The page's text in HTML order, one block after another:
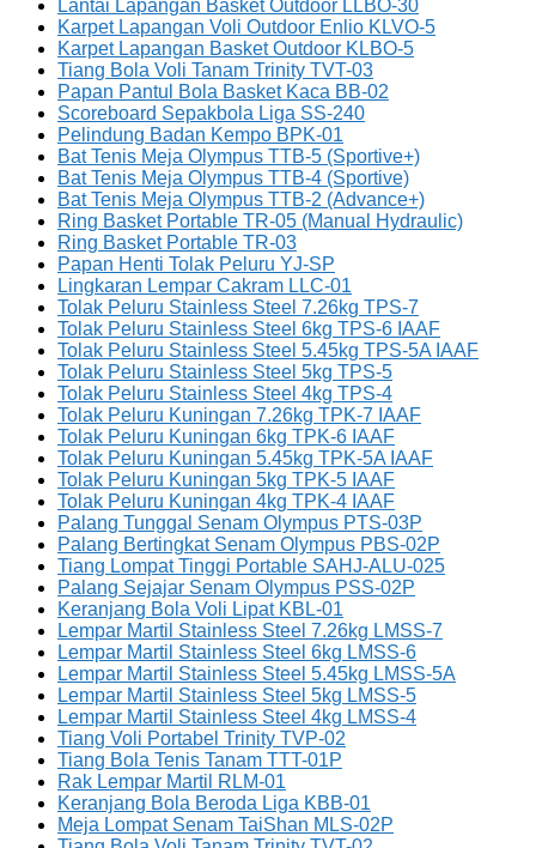
Lantai Lapangan Basket Outdoor LLBO-30
Karpet Lapangan Voli Outdoor Enlio KLVO-5
Karpet Lapangan Basket Outdoor KLBO-5
Tiang Bola Voli Tanam Trinity TVT-03
Papan Pantul Bola Basket Kaca BB-02
Scoreboard Sepakbola Liga SS-240
Pelindung Badan Kempo BPK-01
Bat Tenis Meja Olympus TTB-5 (Sportive+)
Bat Tenis Meja Olympus TTB-4 (Sportive)
Bat Tenis Meja Olympus TTB-2 (Advance+)
Ring Basket Portable TR-05 (Manual Hydraulic)
Ring Basket Portable TR-03
Papan Henti Tolak Peluru YJ-SP
Lingkaran Lempar Cakram LLC-01
Tolak Peluru Stainless Steel 7.26kg TPS-7
Tolak Peluru Stainless Steel 6kg TPS-6 IAAF
Tolak Peluru Stainless Steel 5.45kg TPS-5A IAAF
Tolak Peluru Stainless Steel 5kg TPS-5
Tolak Peluru Stainless Steel 4kg TPS-4
Tolak Peluru Kuningan 7.26kg TPK-7 IAAF
Tolak Peluru Kuningan 6kg TPK-6 IAAF
Tolak Peluru Kuningan 5.45kg TPK-5A IAAF
Tolak Peluru Kuningan 5kg TPK-5 IAAF
Tolak Peluru Kuningan 4kg TPK-4 IAAF
Palang Tunggal Senam Olympus PTS-03P
Palang Bertingkat Senam Olympus PBS-02P
Tiang Lompat Tinggi Portable SAHJ-ALU-025
Palang Sejajar Senam Olympus PSS-02P
Keranjang Bola Voli Lipat KBL-01
Lempar Martil Stainless Steel 7.26kg LMSS-7
Lempar Martil Stainless Steel 6kg LMSS-6
Lempar Martil Stainless Steel 5.45kg LMSS-5A
Lempar Martil Stainless Steel 5kg LMSS-5
Lempar Martil Stainless Steel 4kg LMSS-4
Tiang Voli Portabel Trinity TVP-02
Tiang Bola Tenis Tanam TTT-01P
Rak Lempar Martil RLM-01
Keranjang Bola Beroda Liga KBB-01
Meja Lompat Senam TaiShan MLS-02P